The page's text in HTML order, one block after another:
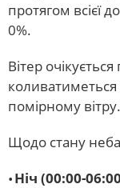
протягом всієї
0%.
Вітер
коливатиметься
помірному вітру.
Щодо стану
Ніч (00:00-